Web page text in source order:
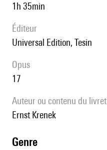
1h 35min
éditeur
Universal Edition, Tesin
Opus
17
Auteur ou contenu du livret
Ernst Krenek
genre